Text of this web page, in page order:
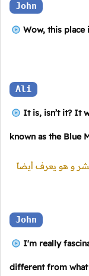
John
Wow, this place
Ali
It is, isn’t it? It
known as the Blue
و هو يعرف أيضاً
John
I'm really
different from what